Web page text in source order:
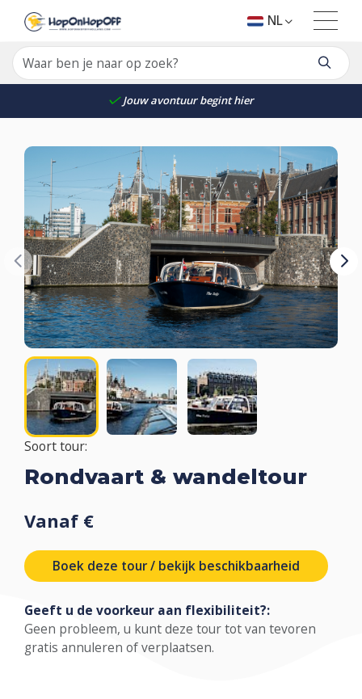
Jouw avontuur begint hier
NL
Soort tour:
Rondvaart & wandeltour
Vanaf €
Boek deze tour / bekijk beschikbaarheid
Geeft u de voorkeur aan flexibiliteit?:
Geen probleem, u kunt deze tour tot van tevoren
gratis annuleren of verplaatsen.